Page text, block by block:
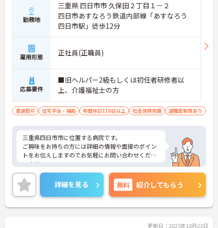
勤務地
三重県 四日市市 久保田２丁目１－２
四日市あすなろう鉄道内部線「あすなろう
四日市駅」徒歩12分
雇用形態 正社員(正職員)
応募要件
■旧ヘルパー2級もしくは初任者研修者以
上、介護福祉士の方
車通勤可 住宅手当・補助 年間休日110日以上 社会保険完備 退職金制度あり
三重県四日市市に位置する病院です。
ご興味をお持ちの方には詳細の情報や面接のポイン
トをお伝えしますのでお気軽にお問い合わせくださ
いませ。
詳細を見る 無料 紹介してもらう
更新日：2025年10月23日